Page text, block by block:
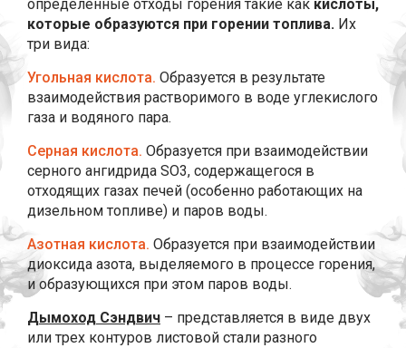
определенные отходы горения такие как кислоты,
которые образуются при горении топлива. Их
три вида:
Угольная кислота. Образуется в результате
взаимодействия растворимого в воде углекислого
газа и водяного пара.
Серная кислота. Образуется при взаимодействии
серного ангидрида SO3, содержащегося в
отходящих газах печей (особенно работающих на
дизельном топливе) и паров воды.
Азотная кислота. Образуется при взаимодействии
диоксида азота, выделяемого в процессе горения,
и образующихся при этом паров воды.
Дымоход Сэндвич – представляется в виде двух
или трех контуров листовой стали разного